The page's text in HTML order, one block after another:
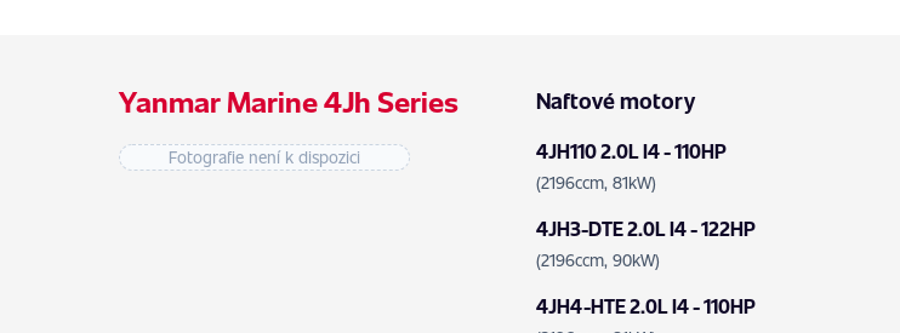
Yanmar Marine 4Jh Series
Fotografie není k dispozici
Naftové motory
4JH110 2.0L I4 - 110HP
(2196ccm, 81kW)
4JH3-DTE 2.0L I4 - 122HP
(2196ccm, 90kW)
4JH4-HTE 2.0L I4 - 110HP